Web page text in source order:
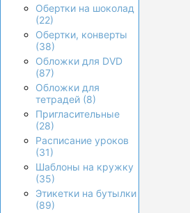
Обертки на шоколад
(22)
Обертки, конверты
(38)
Обложки для DVD
(87)
Обложки для
тетрадей (8)
Пригласительные
(28)
Расписание уроков
(31)
Шаблоны на кружку
(35)
Этикетки на бутылки
(89)